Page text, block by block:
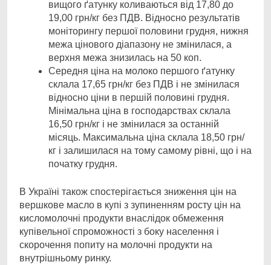
вищого ґатунку коливаються від 17,80 до
19,00 грн/кг без ПДВ. Відносно результатів
моніторингу першої половини грудня, нижня
межа цінового діапазону не змінилася, а
верхня межа знизилась на 50 коп.
Середня ціна на молоко першого ґатунку
склала 17,65 грн/кг без ПДВ і не змінилася
відносно ціни в першій половині грудня.
Мінімальна ціна в господарствах склала
16,50 грн/кг і не змінилася за останній
місяць. Максимальна ціна склала 18,50 грн/
кг і залишилася на тому самому рівні, що і на
початку грудня.
В Україні також спостерігається зниження цін на
вершкове масло в купі з зупиненням росту цін на
кисломолочні продукти внаслідок обмеження
купівельної спроможності з боку населення і
скорочення попиту на молочні продукти на
внутрішньому ринку.